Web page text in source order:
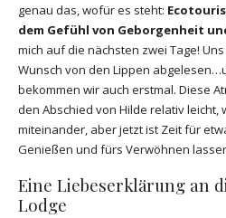
genau das, wofür es steht:
dem Gefühl von Geborgenheit
mich auf die nächsten zwei Tage!
Wunsch von den Lippen
bekommen wir auch erstmal. Diese
den Abschied von Hilde relativ
miteinander, aber jetzt ist Zeit für
Genießen und fürs Verwöhnen
Eine Liebeserklärung an
Lodge